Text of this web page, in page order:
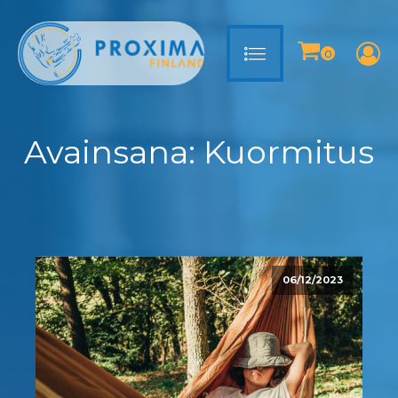
Avainsana: Kuormitus
06/12/2023